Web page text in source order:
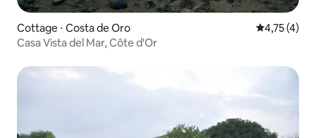
Cottage ⋅ Costa de Oro Évaluation
4,75 (4)
Casa Vista del Mar, Côte d'Or